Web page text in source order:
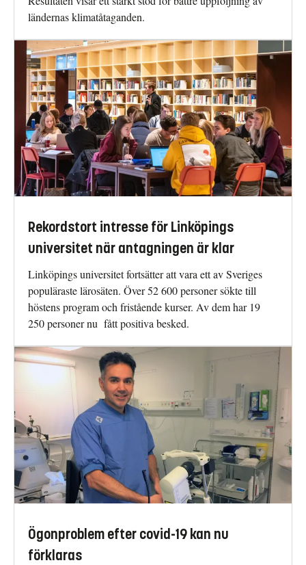
ländernas klimatåtaganden.
Rekordstort intresse för Linköpings
universitet när antagningen är klar
Linköpings universitet fortsätter att vara ett av Sveriges
populäraste lärosäten. Över 52 600 personer sökte till
höstens program och fristående kurser. Av dem har 19
250 personer nu fått positiva besked.
Ögonproblem efter covid-19 kan nu
förklaras